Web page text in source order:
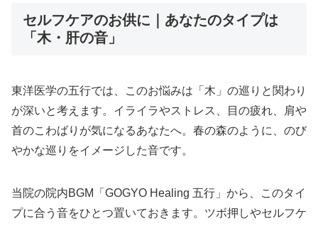
セルフケアのお供に｜あなたのタイプは
「木・肝の音」
東洋医学の五行では、このお悩みは「木」の巡りと関わり
が深いと考えます。イライラやストレス、目の疲れ、肩や
首のこわばりが気になるあなたへ。春の森のように、のび
やかな巡りをイメージした音です。
当院の院内BGM「GOGYO Healing 五行」から、このタイ
プに合う音をひとつ置いておきます。ツボ押しやセルフケ